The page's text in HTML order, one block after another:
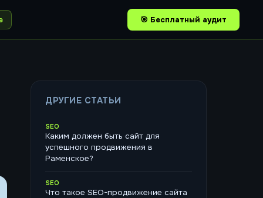
🎯 Бесплатный аудит
ДРУГИЕ СТАТЬИ
SEO
Каким должен быть сайт для
успешного продвижения в
Раменское?
SEO
Что такое SEO-продвижение сайта